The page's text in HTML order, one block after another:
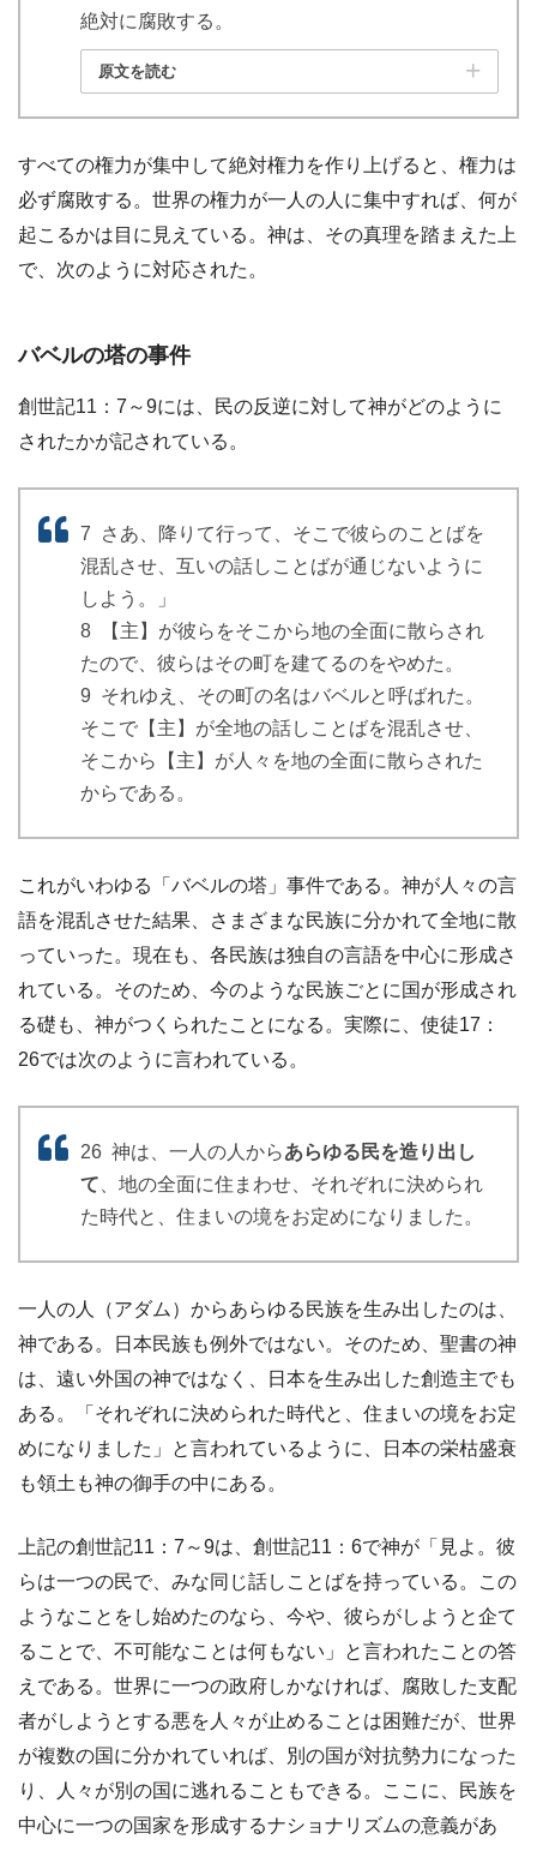
絶対に腐敗する。
原文を読む
すべての権力が集中して絶対権力を作り上げると、権力は
必ず腐敗する。世界の権力が一人の人に集中すれば、何が
起こるかは目に見えている。神は、その真理を踏まえた上
で、次のように対応された。
バベルの塔の事件
創世記11：7～9には、民の反逆に対して神がどのように
されたかが記されている。
7 さあ、降りて行って、そこで彼らのことばを
混乱させ、互いの話しことばが通じないように
しよう。」
8 【主】が彼らをそこから地の全面に散らされ
たので、彼らはその町を建てるのをやめた。
9 それゆえ、その町の名はバベルと呼ばれた。
そこで【主】が全地の話しことばを混乱させ、
そこから【主】が人々を地の全面に散らされた
からである。
これがいわゆる「バベルの塔」事件である。神が人々の言
語を混乱させた結果、さまざまな民族に分かれて全地に散
っていった。現在も、各民族は独自の言語を中心に形成さ
れている。そのため、今のような民族ごとに国が形成され
る礎も、神がつくられたことになる。実際に、使徒17：
26では次のように言われている。
26 神は、一人の人からあらゆる民を造り出し
て 、地の全面に住まわせ、それぞれに決められ
た時代と、住まいの境をお定めになりました。
一人の人（アダム）からあらゆる民族を生み出したのは、
神である。日本民族も例外ではない。そのため、聖書の神
は、遠い外国の神ではなく、日本を生み出した創造主でも
ある。「それぞれに決められた時代と、住まいの境をお定
めになりました」と言われているように、日本の栄枯盛衰
も領土も神の御手の中にある。
上記の創世記11：7～9は、創世記11：6で神が「見よ。彼
らは一つの民で、みな同じ話しことばを持っている。この
ようなことをし始めたのなら、今や、彼らがしようと企て
ることで、不可能なことは何もない」と言われたことの答
えである。世界に一つの政府しかなければ、腐敗した支配
者がしようとする悪を人々が止めることは困難だが、世界
が複数の国に分かれていれば、別の国が対抗勢力になった
り、人々が別の国に逃れることもできる。ここに、民族を
中心に一つの国家を形成するナショナリズムの意義があ